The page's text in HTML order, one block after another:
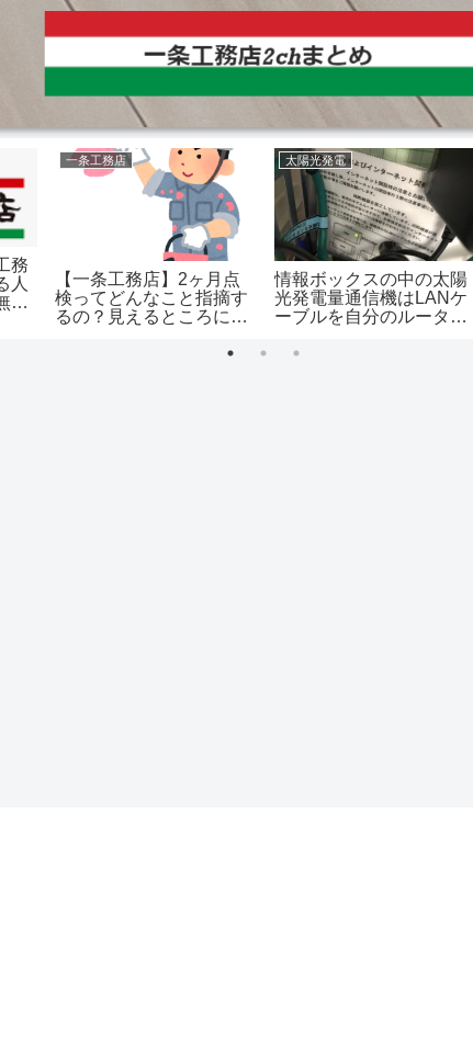
務
人
い
一条工務店
【一条工務店】2ヶ月点
検ってどんなこと指摘す
るの？見えるところに不
太陽光発電
情報ボックスの中の太陽
光発電量通信機はLANケ
ーブルを自分のルーター
て知ってた？